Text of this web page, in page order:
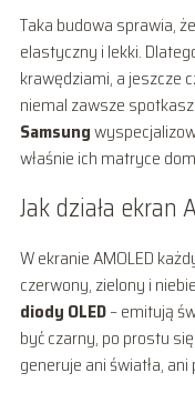
Taka budowa sprawia,
elastyczny i lekki.
krawędziami, a jeszcze
niemal zawsze
Samsung
właśnie ich matryce
Jak działa ekran
W ekranie AMOLED
czerwony, zielony i
diody OLED– emitują
być czarny, po prostu
generuje ani światła,